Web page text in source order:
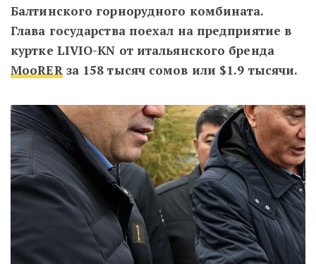
Балтинского горнорудного комбината.
Глава государства поехал на предприятие в
куртке LIVIO-KN от итальянского бренда
MooRER за 158 тысяч сомов или $1.9 тысячи.